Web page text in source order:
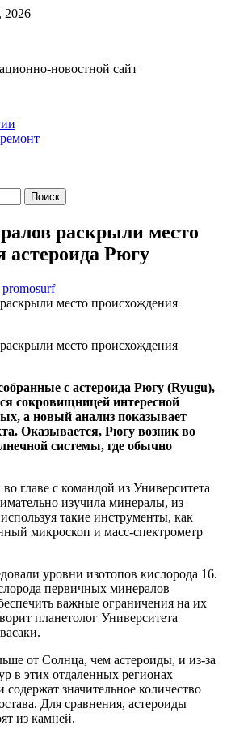
2026
новостной сайт
раскрыли место
астероида Рюгу
promosurf
с астероида Рюгу (Ryugu),
сокровищницей интересной
а новый анализ показывает
Оказывается, Рюгу возник во
системы, где обычно
главе с командой из Университета
изучила минералы, из
такие инструменты, как
микроскоп и масс-спектрометр
уровни изотопов кислорода 16.
первичных минералов
важные ограничения на их
планетолог Университета
от Солнца, чем астероиды, и из-за
в этих отдаленных регионах
значительное количество
Для сравнения, астероиды
из камней.